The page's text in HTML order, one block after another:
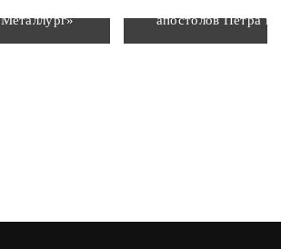
апостолов Петра и